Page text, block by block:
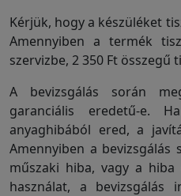
Szakértői
blog
Légy
viszonteladó!
Kérjük, hogy a készüléket
Amennyiben a termék
szervizbe, 2 350 Ft
A bevizsgálás során
garanciális eredetű-e.
anyaghibából ered, a
Amennyiben a
műszaki hiba, vagy a
használat, a bevizsgálás